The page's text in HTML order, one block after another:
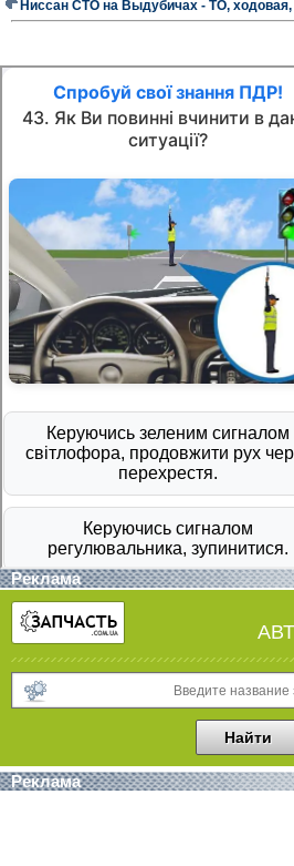
Ниссан СТО на Выдубичах - ТО, ходовая,
Реклама
Реклама